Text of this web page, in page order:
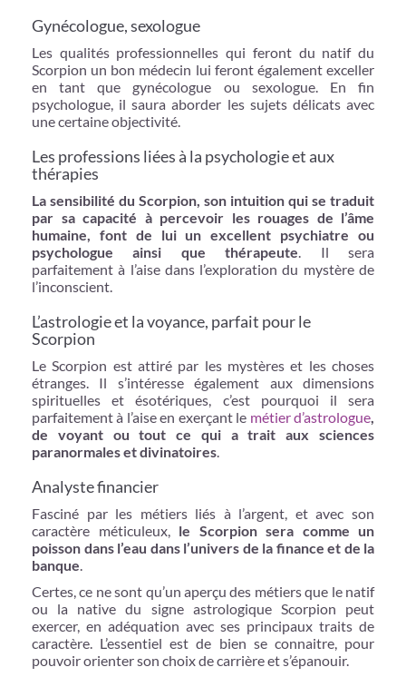
Gynécologue, sexologue
Les qualités professionnelles qui feront du natif du
Scorpion un bon médecin lui feront également exceller
en tant que gynécologue ou sexologue. En fin
psychologue, il saura aborder les sujets délicats avec
une certaine objectivité.
Les professions liées à la psychologie et aux
thérapies
La sensibilité du Scorpion, son intuition qui se traduit
par sa capacité à percevoir les rouages de l’âme
humaine, font de lui un excellent psychiatre ou
psychologue ainsi quethérapeute . Il sera
parfaitement à l’aise dans l’exploration du mystère de
l’inconscient.
L’astrologie et la voyance, parfait pour le
Scorpion
Le Scorpion est attiré par les mystères et les choses
étranges. Il s’intéresse également aux dimensions
spirituelles et ésotériques, c’est pourquoi il sera
parfaitement à l’aise en exerçant le métier d’astrologue
de voyant ou tout ce qui a trait aux sciences
paranormales et divinatoires
Analyste financier
Fasciné par les métiers liés à l’argent, et avec son
caractère méticuleux, le Scorpion sera comme un
poisson dans l’eau dans l’univers de la finance et de la
banque
Certes, ce ne sont qu’un aperçu des métiers que le natif
ou la native du signe astrologique Scorpion peut
exercer, en adéquation avec ses principaux traits de
caractère. L’essentiel est de bien se connaitre, pour
pouvoir orienter son choix de carrière et s’épanouir.